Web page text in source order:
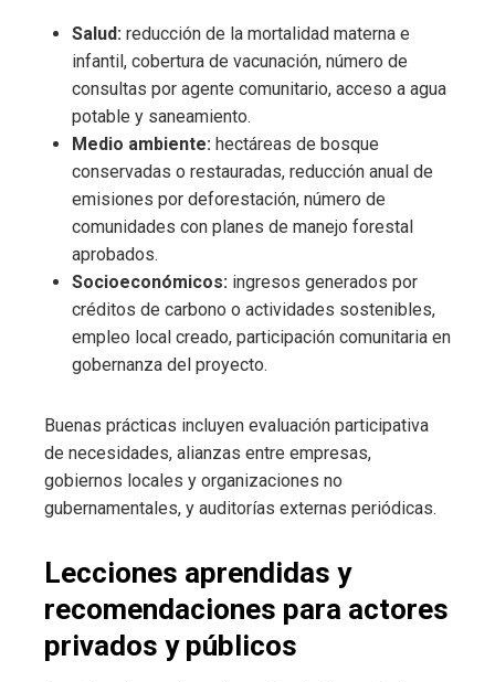
Salud: reducción de la mortalidad materna e
infantil, cobertura de vacunación, número de
consultas por agente comunitario, acceso a agua
potable y saneamiento.
Medio ambiente: hectáreas de bosque
conservadas o restauradas, reducción anual de
emisiones por deforestación, número de
comunidades con planes de manejo forestal
aprobados.
Socioeconómicos: ingresos generados por
créditos de carbono o actividades sostenibles,
empleo local creado, participación comunitaria en
gobernanza del proyecto.
Buenas prácticas incluyen evaluación participativa
de necesidades, alianzas entre empresas,
gobiernos locales y organizaciones no
gubernamentales, y auditorías externas periódicas.
Lecciones aprendidas y
recomendaciones para actores
privados y públicos